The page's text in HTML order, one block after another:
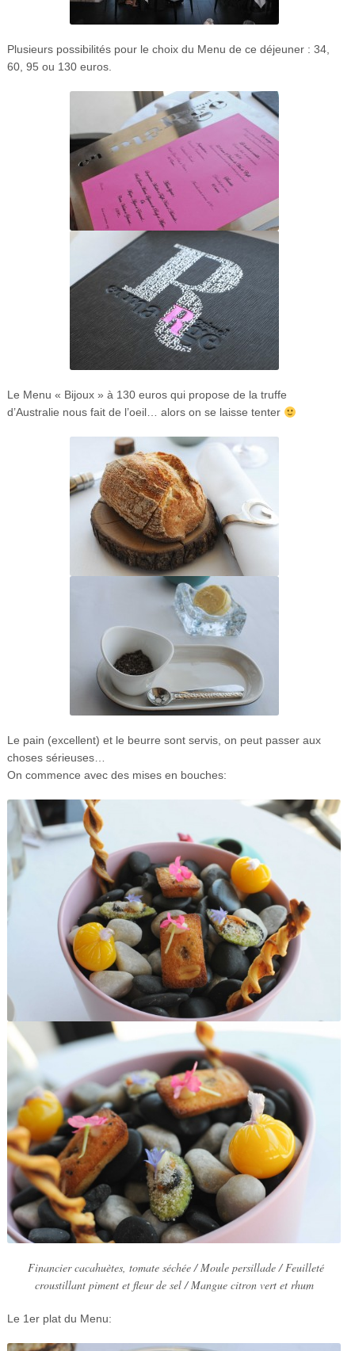
Plusieurs possibilités pour le choix du Menu de ce déjeuner : 34,
60, 95 ou 130 euros.
Le Menu « Bijoux » à 130 euros qui propose de la truffe
d’Australie nous fait de l’oeil… alors on se laisse tenter
Le pain (excellent) et le beurre sont servis, on peut passer aux
choses sérieuses…
On commence avec des mises en bouches:
Financier cacahuètes, tomate séchée / Moule persillade / Feuilleté
croustillant piment et fleur de sel / Mangue citron vert et rhum
Le 1er plat du Menu: